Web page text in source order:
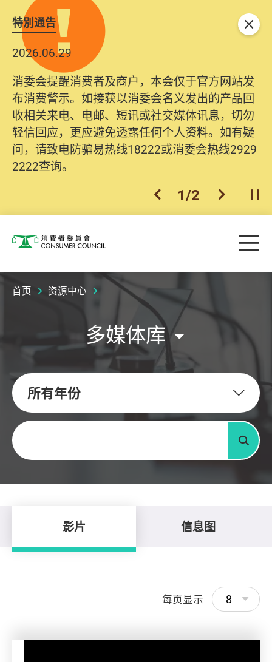
特別通告
2026.06.29
消委会提醒消费者及商户，本会仅于官方网站发
布消费警示。如接获以消委会名义发出的产品回
收相关来电、电邮、短讯或社交媒体讯息，切勿
轻信回应，更应避免透露任何个人资料。如有疑
问，请致电防骗易热线18222或消委会热线2929
2222查询。
上一个
1/2 下一个开
关闭
消费者委员会 目
首页 资源中心
多媒体库
所有年份
关键字
搜寻
影片 信息图
每页显示 8